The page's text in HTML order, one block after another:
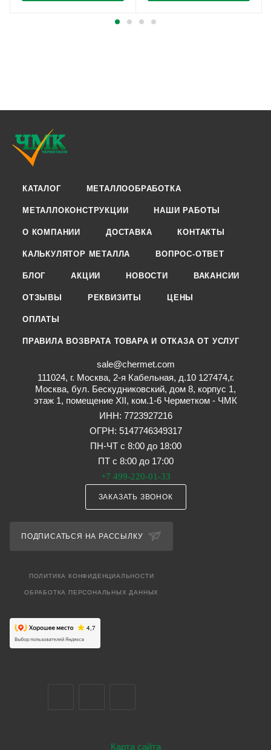
КАТАЛОГ МЕТАЛЛООБРАБОТКА
МЕТАЛЛОКОНСТРУКЦИИ НАШИ РАБОТЫ
О КОМПАНИИ ДОСТАВКА КОНТАКТЫ
КАЛЬКУЛЯТОР МЕТАЛЛА ВОПРОС-ОТВЕТ
БЛОГ АКЦИИ НОВОСТИ ВАКАНСИИ
ОТЗЫВЫ РЕКВИЗИТЫ ЦЕНЫ
ОПЛАТЫ
ПРАВИЛА ВОЗВРАТА ТОВАРА И ОТКАЗА ОТ УСЛУГ
sale@chermet.com
111024, г. Москва, 2-я Кабельная, д.10 127474,г.
Москва, бул. Бескудниковский, дом 8, корпус 1,
этаж 1, помещение XII, ком.1-6 Черметком - ЧМК
ИНН: 7723927216
ОГРН: 5147746349317
ПН-ЧТ с 8:00 до 18:00
ПТ с 8:00 до 17:00
+7 499-220-01-33
ЗАКАЗАТЬ ЗВОНОК
ПОДПИСАТЬСЯ НА РАССЫЛКУ
ПОЛИТИКА КОНФИДЕНЦИАЛЬНОСТИ
ОБРАБОТКА ПЕРСОНАЛЬНЫХ ДАННЫХ
Карта сайта